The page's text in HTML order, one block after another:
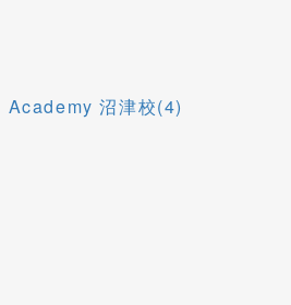
沼津校(4)